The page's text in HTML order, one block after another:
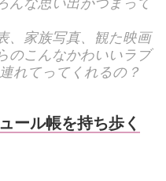
んな思い出がつまって
、家族写真、観た映画
のこんなかわいいラブ
れてってくれるの？
ール帳を持ち歩く